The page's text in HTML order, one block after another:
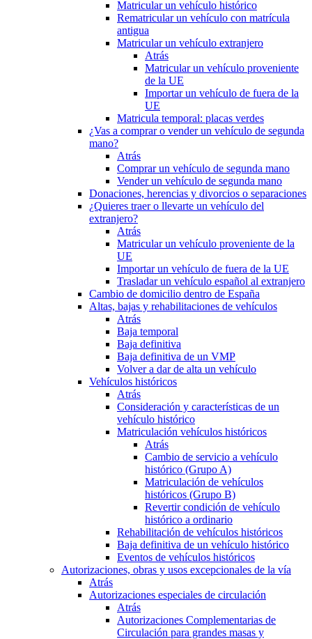
Matricular un vehículo histórico
Rematricular un vehículo con matrícula
antigua
Matricular un vehículo extranjero
Atrás
Matricular un vehículo proveniente
de la UE
Importar un vehículo de fuera de la
UE
Matricula temporal: placas verdes
¿Vas a comprar o vender un vehículo de segunda
mano?
Atrás
Comprar un vehículo de segunda mano
Vender un vehículo de segunda mano
Donaciones, herencias y divorcios o separaciones
¿Quieres traer o llevarte un vehículo del
extranjero?
Atrás
Matricular un vehículo proveniente de la
UE
Importar un vehículo de fuera de la UE
Trasladar un vehículo español al extranjero
Cambio de domicilio dentro de España
Altas, bajas y rehabilitaciones de vehículos
Atrás
Baja temporal
Baja definitiva
Baja definitiva de un VMP
Volver a dar de alta un vehículo
Vehículos históricos
Atrás
Consideración y características de un
vehículo histórico
Matriculación vehículos históricos
Atrás
Cambio de servicio a vehículo
histórico (Grupo A)
Matriculación de vehículos
históricos (Grupo B)
Revertir condición de vehículo
histórico a ordinario
Rehabilitación de vehículos históricos
Baja definitiva de un vehículo histórico
Eventos de vehículos históricos
Autorizaciones, obras y usos excepcionales de la vía
Atrás
Autorizaciones especiales de circulación
Atrás
Autorizaciones Complementarias de
Circulación para grandes masas y